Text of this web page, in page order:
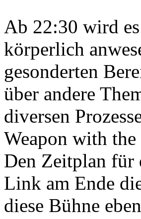
Ab 22:30 wird
körperlich
gesonderten
über andere
diversen
Weapon with
Den Zeitplan für
Link am Ende
diese Bühne